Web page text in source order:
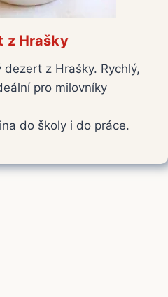
z Hrašky
z Hrašky. Rychlý,
pro milovníky
do školy i do práce.